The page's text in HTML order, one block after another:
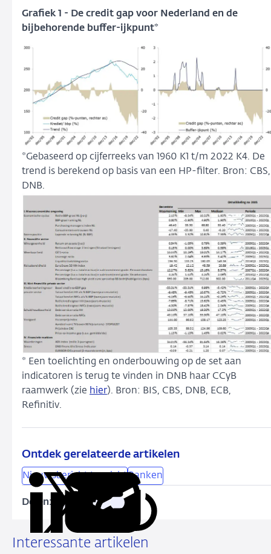
Grafiek 1 - De credit gap voor Nederland en de
bijbehorende buffer-ijkpunt*
*Gebaseerd op cijferreeks van 1960 K1 t/m 2022 K4. De
trend is berekend op basis van een HP-filter. Bron: CBS,
DNB.
* Een toelichting en onderbouwing op de set aan
indicatoren is terug te vinden in DNB haar CCyB
raamwerk (zie hier). Bron: BIS, CBS, DNB, ECB,
Refinitiv.
Ontdek gerelateerde artikelen
Nieuwsbericht toezicht Banken
Delen:
Deel
LinkedIn
X
Deel
Facebook
Deel
e-
Kopieer
Interessante artikelen